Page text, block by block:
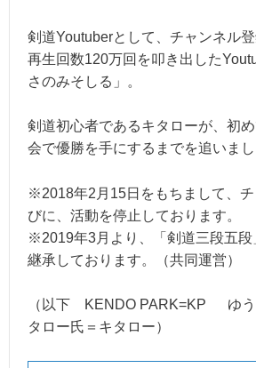
剣道Youtuberとして、チャンネル
再生回数120万回を叩き出した
さのみそしる」。
剣道初心者であるキタローが、初
会で優勝を手にするまでを追いまし
※2018年2月15日をもちまして、
びに、活動を停止しております。
※2019年3月より、「剣道三段五段
継承しております。（共同運営）
（以下 KENDO PARK=KP ゆ
タロー氏＝キタロー）